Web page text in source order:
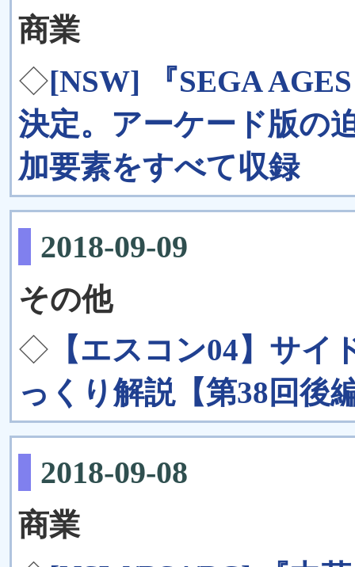
商業
◇[NSW] 『SEGA
決定。アーケード版の
加要素をすべて収録
2018-09-09
その他
◇ 【エスコン04】サ
っくり解説【第38回後
2018-09-08
商業